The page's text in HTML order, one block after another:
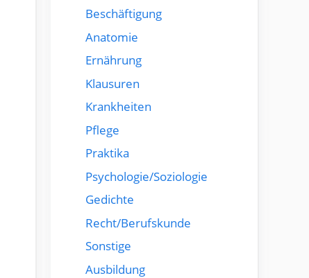
Beschäftigung
Anatomie
Ernährung
Klausuren
Krankheiten
Pflege
Praktika
Psychologie/Soziologie
Gedichte
Recht/Berufskunde
Sonstige
Ausbildung